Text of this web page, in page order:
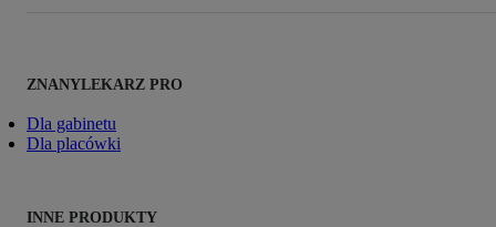
ZNANYLEKARZ PRO
Dla gabinetu
Dla placówki
INNE PRODUKTY